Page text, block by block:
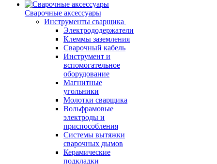
Сварочные аксессуары
Инструменты сварщика
Электрододержатели
Клеммы заземления
Сварочный кабель
Инструмент и
вспомогательное
оборудование
Магнитные
угольники
Молотки сварщика
Вольфрамовые
электроды и
приспособления
Системы вытяжки
сварочных дымов
Керамические
подкладки